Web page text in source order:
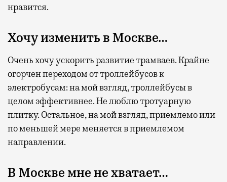
нравится.
Хочу изменить в Москве…
Очень хочу ускорить развитие трамваев. Крайне
огорчен переходом от троллейбусов к
электробусам: на мой взгляд, троллейбусы в
целом эффективнее. Не люблю тротуарную
плитку. Остальное, на мой взгляд, приемлемо или
по меньшей мере меняется в приемлемом
направлении.
В Москве мне не хватает…